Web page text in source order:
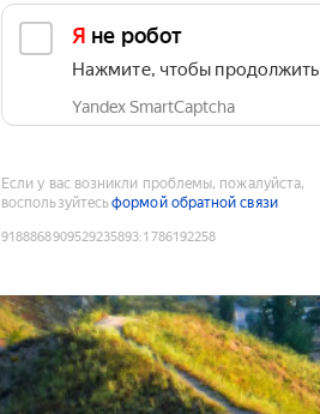
Я не робот
Нажмите, чтобы продолжить
Yandex SmartCaptcha
Если у вас возникли проблемы, пожалуйста,
воспользуйтесьформой обратной связи
9188868909529235893:1786192258